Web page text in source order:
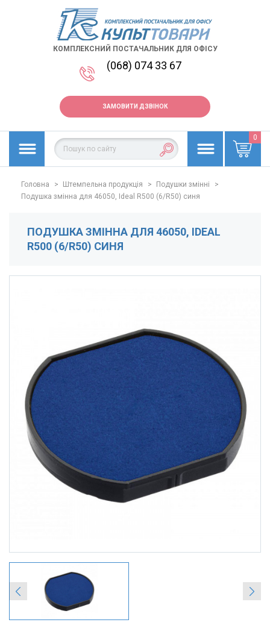
КОМПЛЕКСНИЙ ПОСТАЧАЛЬНИК ДЛЯ ОФІСУ
(068) 074 33 67
ЗАМОВИТИ ДЗВІНОК
0
Головна > Штемпельна продукція > Подушки змінні
>
Подушка змінна для 46050, Ideal R500 (6/R50) синя
ПОДУШКА ЗМІННА ДЛЯ 46050, IDEAL
R500 (6/R50) СИНЯ